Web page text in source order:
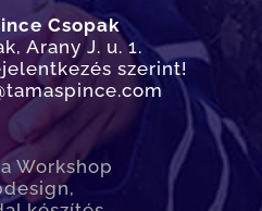
Csopak
Arany J. u. 1.
szerint!